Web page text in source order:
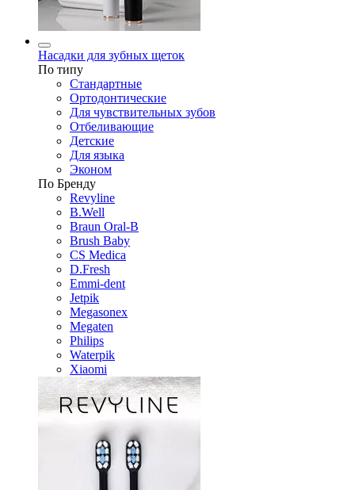
Насадки для зубных щеток
По типу
Стандартные
Ортодонтические
Для чувствительных зубов
Отбеливающие
Детские
Для языка
Эконом
По Бренду
Revyline
B.Well
Braun Oral-B
Brush Baby
CS Medica
D.Fresh
Emmi-dent
Jetpik
Megasonex
Megaten
Philips
Waterpik
Xiaomi